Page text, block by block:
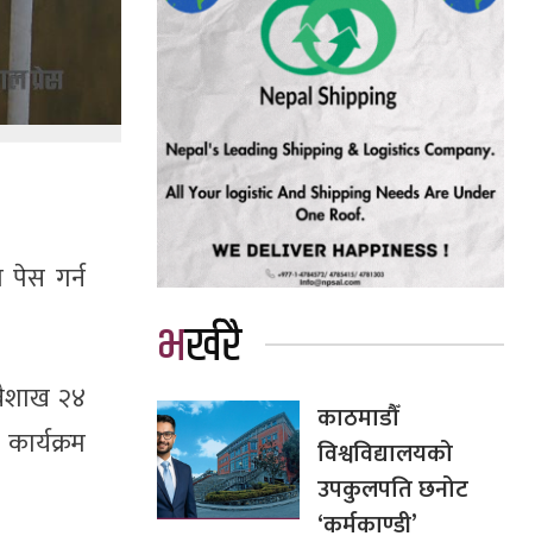
पेस गर्न
२४
भर्खरै
काठमाडौँ
विश्वविद्यालयको
उपकुलपति छनोट
‘कर्मकाण्डी’